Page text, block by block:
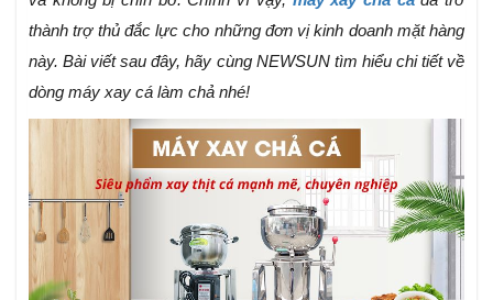
thành trợ thủ đắc lực cho những đơn vị kinh doanh mặt hàng
này. Bài viết sau đây, hãy cùng NEWSUN tìm hiểu chi tiết về
dòng máy xay cá làm chả nhé!